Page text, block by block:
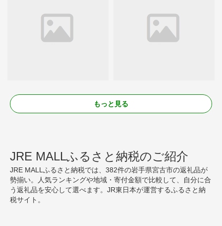
もっと見る
JRE MALLふるさと納税のご紹介
JRE MALLふるさと納税では、382件の岩手県宮古市の返礼品が
勢揃い。人気ランキングや地域・寄付金額で比較して、自分に合
う返礼品を安心して選べます。JR東日本が運営するふるさと納
税サイト。